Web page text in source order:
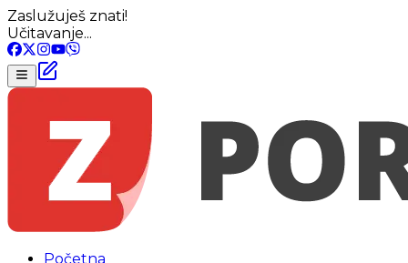
Zaslužuješ znati!
Učitavanje...
Početna